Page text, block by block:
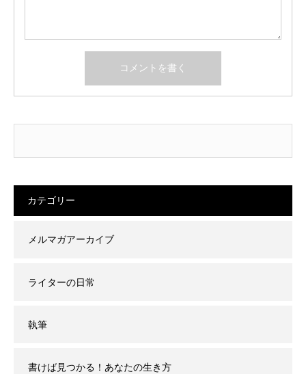
カテゴリー
メルマガアーカイブ
ライターの日常
執筆
書けば見つかる！あなたの生き方